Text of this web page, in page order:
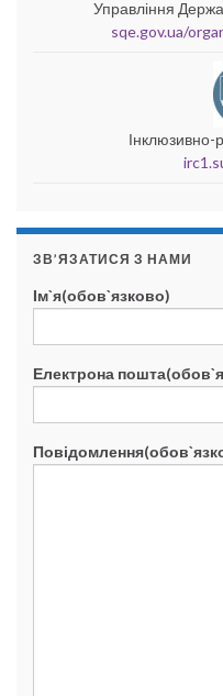
Управління
sqe.gov.ua/
ЗВ’ЯЗАТИСЯ З НАМИ
Ім`я(обов`язково)
Електрона